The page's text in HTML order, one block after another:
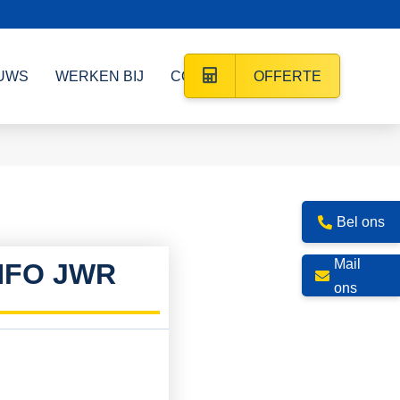
WERKEN BIJ CONTACT OFFERTE
JWR
Bel ons
Mail
ons